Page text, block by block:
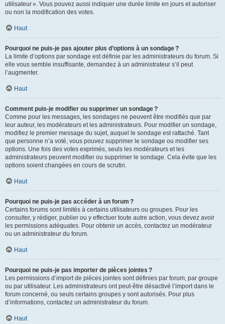
utilisateur ». Vous pouvez aussi indiquer une durée limite en jours et autoriser
ou non la modification des votes.
Haut
Pourquoi ne puis-je pas ajouter plus d’options à un sondage ?
La limite d’options par sondage est définie par les administrateurs du forum. Si
elle vous semble insuffisante, demandez à un administrateur s’il peut
l’augmenter.
Haut
Comment puis-je modifier ou supprimer un sondage ?
Comme pour les messages, les sondages ne peuvent être modifiés que par
leur auteur, les modérateurs et les administrateurs. Pour modifier un sondage,
modifiez le premier message du sujet, auquel le sondage est rattaché. Tant
que personne n’a voté, vous pouvez supprimer le sondage ou modifier ses
options. Une fois des votes exprimés, seuls les modérateurs et les
administrateurs peuvent modifier ou supprimer le sondage. Cela évite que les
options soient changées en cours de scrutin.
Haut
Pourquoi ne puis-je pas accéder à un forum ?
Certains forums sont limités à certains utilisateurs ou groupes. Pour les
consulter, y rédiger, publier ou y effectuer toute autre action, vous devez avoir
les permissions adéquates. Pour obtenir un accès, contactez un modérateur
ou un administrateur du forum.
Haut
Pourquoi ne puis-je pas importer de pièces jointes ?
Les permissions d’import de pièces jointes sont définies par forum, par groupe
ou par utilisateur. Les administrateurs ont peut-être désactivé l’import dans le
forum concerné, ou seuls certains groupes y sont autorisés. Pour plus
d’informations, contactez un administrateur du forum.
Haut